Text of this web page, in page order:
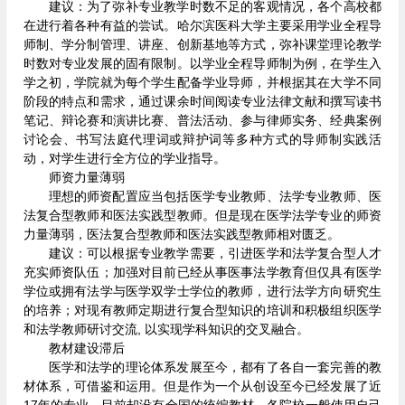
建议：为了弥补专业教学时数不足的客观情况，各个高校都
在进行着各种有益的尝试。哈尔滨医科大学主要采用学业全程导
师制、学分制管理、讲座、创新基地等方式，弥补课堂理论教学
时数对专业发展的固有限制。以学业全程导师制为例，在学生入
学之初，学院就为每个学生配备学业导师，并根据其在大学不同
阶段的特点和需求，通过课余时间阅读专业法律文献和撰写读书
笔记、辩论赛和演讲比赛、普法活动、参与律师实务、经典案例
讨论会、书写法庭代理词或辩护词等多种方式的导师制实践活
动，对学生进行全方位的学业指导。
师资力量薄弱
理想的师资配置应当包括医学专业教师、法学专业教师、医
法复合型教师和医法实践型教师。但是现在医学法学专业的师资
力量薄弱，医法复合型教师和医法实践型教师相对匮乏。
建议：可以根据专业教学需要，引进医学和法学复合型人才
充实师资队伍；加强对目前已经从事医事法学教育但仅具有医学
学位或拥有法学与医学双学士学位的教师，进行法学方向研究生
的培养；对现有教师定期进行复合型知识的培训和积极组织医学
和法学教师研讨交流, 以实现学科知识的交叉融合。
教材建设滞后
医学和法学的理论体系发展至今，都有了各自一套完善的教
材体系，可借鉴和运用。但是作为一个从创设至今已经发展了近